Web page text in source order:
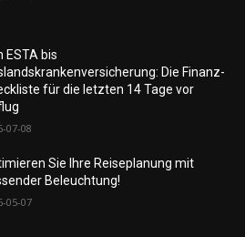
ESTA bis
Die Finanz-
für die letzten 14 Tage vor
07-08
Sie Ihre Reiseplanung mit
Beleuchtung!
05-07